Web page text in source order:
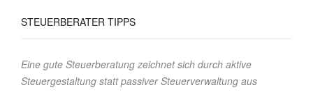
STEUERBERATER TIPPS
Eine gute Steuerberatung zeichnet sich durch aktive
Steuergestaltung statt passiver Steuerverwaltung aus